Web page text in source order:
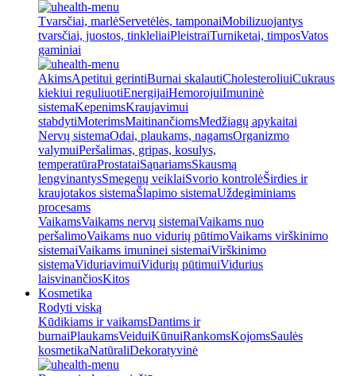
Tvarsčiai, marlėServetėlės, tamponaiMobilizuojantys
tvarsčiai, juostos, tinkleliaiPleistraiTurniketai, timposVatos
gaminiai
AkimsApetitui gerintiBurnai skalautiCholesteroliuiCukraus
kiekiui reguliuotiEnergijaiHemorojuiImuninė
sistemaKepenimsKraujavimui
stabdytiMoterimsMaitinančiomsMedžiagų apykaitai
Nervų sistemaOdai, plaukams, nagamsOrganizmo
valymuiPeršalimas, gripas, kosulys,
temperatūraProstataiSąnariamsSkausmą
lengvinantysSmegenų veiklaiSvorio kontrolėŠirdies ir
kraujotakos sistemaŠlapimo sistemaUždegiminiams
procesams
VaikamsVaikams nervų sistemaiVaikams nuo
peršalimoVaikams nuo vidurių pūtimoVaikams virškinimo
sistemaiVaikams imuninei sistemaiVirškinimo
sistemaViduriavimuiVidurių pūtimuiVidurius
laisvinančiosKitos
Kosmetika
Rodyti viską
Kūdikiams ir vaikamsDantims ir
burnaiPlaukamsVeiduiKūnuiRankomsKojomsSaulės
kosmetikaNatūraliDekoratyvinė